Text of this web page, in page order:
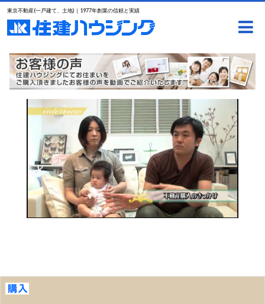
東京不動産(一戸建て、土地)｜1977年創業の信頼と実績